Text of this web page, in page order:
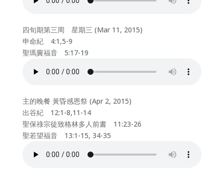
四旬期第三周 星期三 (Mar 11, 2015)
申命紀 4:1,5-9
聖瑪竇福音 5:17-19
主的晚餐 黃昏感恩祭 (Apr 2, 2015)
出谷紀 12:1-8,11-14
聖保祿宗徒致格林多人前書 11:23-26
聖若望福音 13:1-15, 34-35